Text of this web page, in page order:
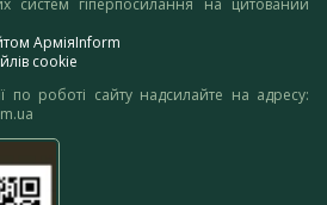
систем гіперпосилання на цитований
АрміяInform
cookie
по роботі сайту надсилайте на адресу: